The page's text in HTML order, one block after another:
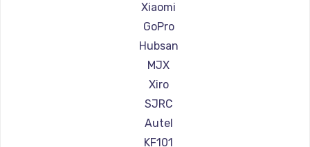
Xiaomi
GoPro
Hubsan
MJX
Xiro
SJRC
Autel
KF101